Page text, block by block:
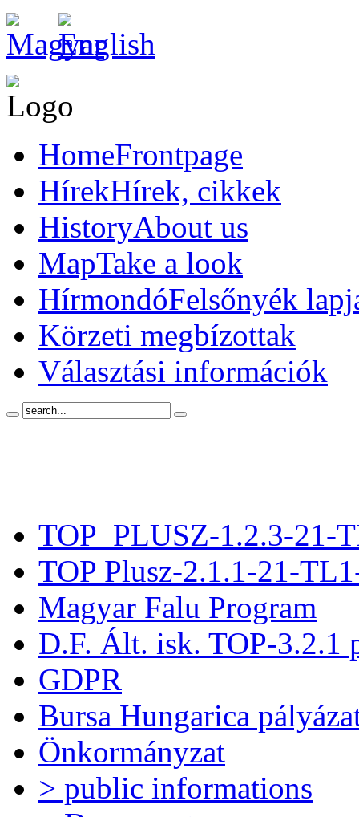
HomeFrontpage
HírekHírek, cikkek
HistoryAbout us
MapTake a look
HírmondóFelsőnyék
Körzeti megbízottak
Választási információk
TOP_PLUSZ-1.2.3-21-
TOP Plusz-2.1.1-21-
Magyar Falu Program
D.F. Ált. isk. TOP-3.2.1
GDPR
Bursa Hungarica
Önkormányzat
> public informations